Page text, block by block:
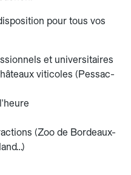
pour tous vos
et universitaires
viticoles (Pessac-
(Zoo de Bordeaux-